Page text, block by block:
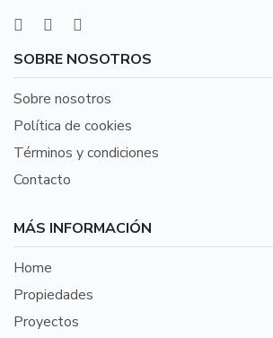
SOBRE NOSOTROS
Sobre nosotros
Política de cookies
Términos y condiciones
Contacto
MÁS INFORMACIÓN
Home
Propiedades
Proyectos